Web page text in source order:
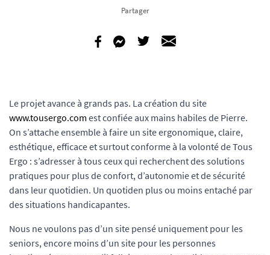
Partager
Le projet avance à grands pas. La création du site
www.tousergo.com est confiée aux mains habiles de Pierre.
On s’attache ensemble à faire un site ergonomique, claire,
esthétique, efficace et surtout conforme à la volonté de Tous
Ergo : s’adresser à tous ceux qui recherchent des solutions
pratiques pour plus de confort, d’autonomie et de sécurité
dans leur quotidien. Un quotiden plus ou moins entaché par
des situations handicapantes.
Nous ne voulons pas d’un site pensé uniquement pour les
seniors, encore moins d’un site pour les personnes